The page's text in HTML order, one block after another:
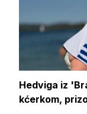
Hedviga iz
kćerkom,